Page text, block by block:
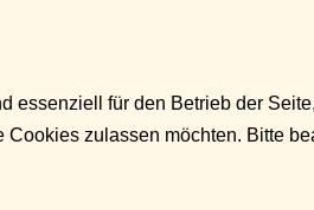
essenziell für den Betrieb der
zulassen möchten. Bitte